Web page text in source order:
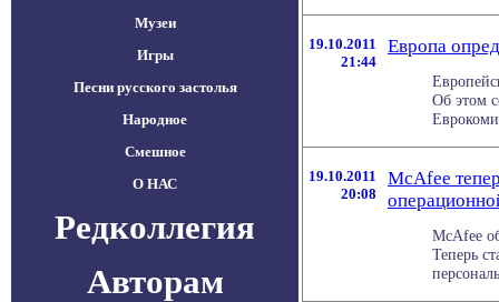
Музеи
Игры
Песни русского застолья
Народное
Смешное
О НАС
Редколлегия
Авторам
19.10.2011
21:44
Европа
Об этом
19.10.2011
20:08
McAfee
McAfee
Теперь